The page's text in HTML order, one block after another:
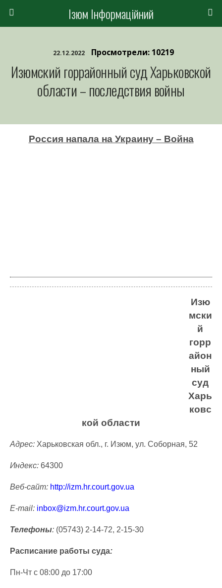
Ізюм Інформаційний
22.12.2022 Просмотрели: 10219
Изюмский горрайонный суд Харьковской
области – последствия войны
Россия напала на Украину – Война
Изю
мски
й
горр
айон
ный
суд
Харь
ковс
кой области
Адрес: Харьковская обл., г. Изюм, ул. Соборная, 52
Индекс: 64300
Веб-сайт: http://izm.hr.court.gov.ua
E-mail: inbox@izm.hr.court.gov.ua
Телефоны: (05743) 2-14-72, 2-15-30
Расписание работы суда:
Пн-Чт с 08:00 до 17:00